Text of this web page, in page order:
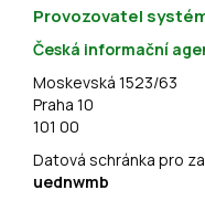
Provozovatel
Česká informační
Moskevská 1523/63
Praha 10
101 00
Datová schránka pro
uednwmb